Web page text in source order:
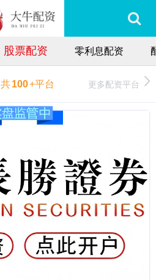
股票配资 零利息配资
共100+平台 更多配资平台